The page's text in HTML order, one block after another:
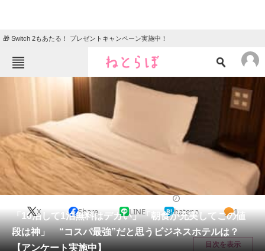
🎁 Switch 2もあたる！ プレゼントキャンペーン実施中！
ねとらぼメニュー
グルメ 地域
住まい
動物 リサーチ
会員記事
メディア
「10泊して1泊無料はデカい」「朝食が充実してこの値
段は神」 “コスパ最強”だと思うビジネスホテルは？
【アンケート実施中】
X Share LINE hatena 1
目次を表示